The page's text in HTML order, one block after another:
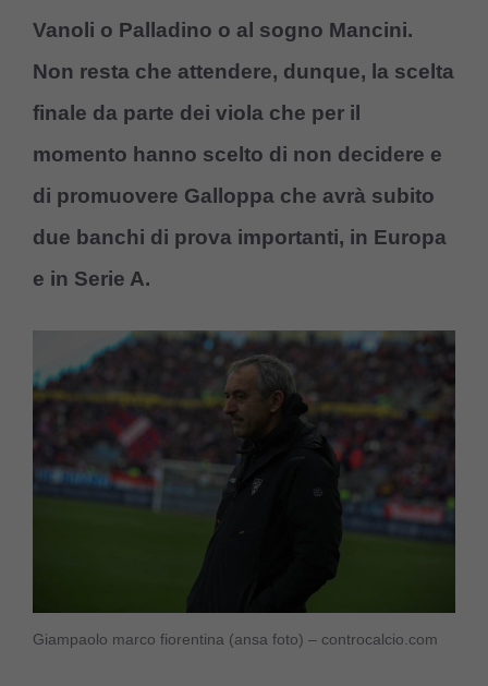
Vanoli o Palladino o al sogno Mancini.
Non resta che attendere, dunque, la scelta
finale da parte dei viola che per il
momento hanno scelto di non decidere e
di promuovere Galloppa che avrà subito
due banchi di prova importanti, in Europa
e in Serie A.
Giampaolo marco fiorentina (ansa foto) – controcalcio.com